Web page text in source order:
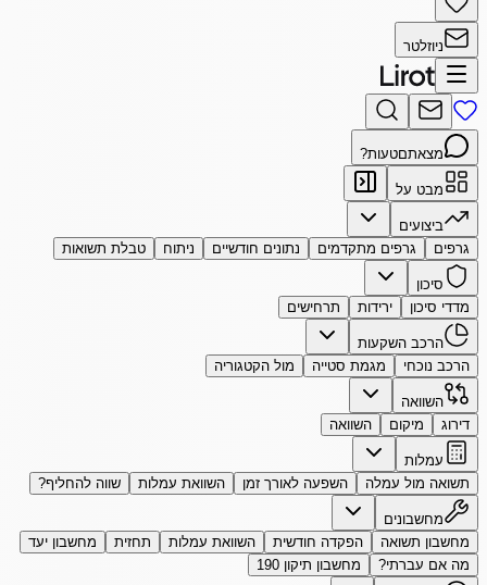
ניוזלטר
מצאתםטעות?
מבט על
ביצועים
גרפים
גרפים מתקדמים נתונים חודשיים ניתוח טבלת תשואות
סיכון
מדדי סיכון
ירידות תרחישים
הרכב השקעות
הרכב נוכחי
מגמת סטייה מול הקטגוריה
השוואה
דירוג
מיקום השוואה
עמלות
תשואה מול עמלה
השפעה לאורך זמן השוואת עמלות שווה להחליף?
מחשבונים
מחשבון תשואה
הפקדה חודשית השוואת עמלות תחזית
מחשבון יעד
מה אם עברתי?
מחשבון תיקון 190